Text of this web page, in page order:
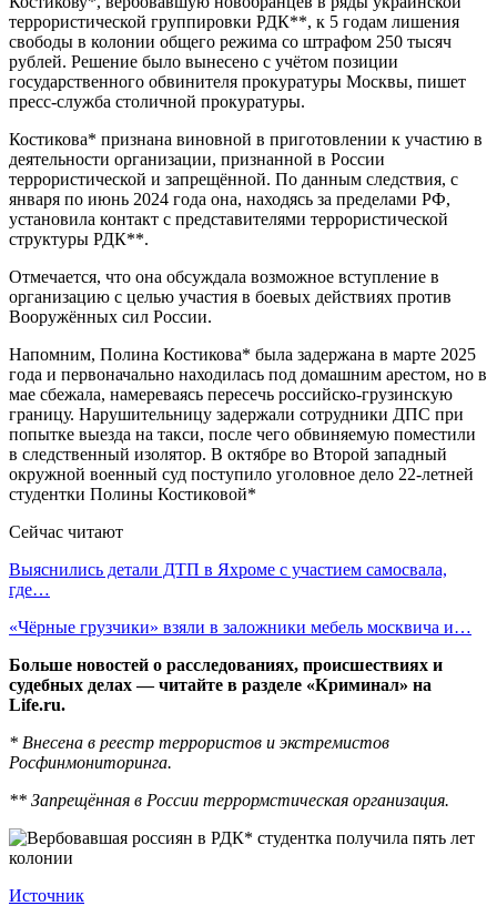
террористической группировки РДК**, к 5 годам лишения
свободы в колонии общего режима со штрафом 250 тысяч
рублей. Решение было вынесено с учётом позиции
государственного обвинителя прокуратуры Москвы, пишет
пресс-служба столичной прокуратуры.
Костикова* признана виновной в приготовлении к участию в
деятельности организации, признанной в России
террористической и запрещённой. По данным следствия, с
января по июнь 2024 года она, находясь за пределами РФ,
установила контакт с представителями террористической
структуры РДК**.
Отмечается, что она обсуждала возможное вступление в
организацию с целью участия в боевых действиях против
Вооружённых сил России.
Напомним, Полина Костикова* была задержана в марте 2025
года и первоначально находилась под домашним арестом, но в
мае сбежала, намереваясь пересечь российско-грузинскую
границу. Нарушительницу задержали сотрудники ДПС при
попытке выезда на такси, после чего обвиняемую поместили
в следственный изолятор. В октябре во Второй западный
окружной военный суд поступило уголовное дело 22-летней
студентки Полины Костиковой*
Сейчас читают
Выяснились детали ДТП в Яхроме с участием самосвала,
где…
«Чёрные грузчики» взяли в заложники мебель москвича и…
Больше новостей о расследованиях, происшествиях и
судебных делах — читайте в разделе «Криминал» на
Life.ru.
* Внесена в реестр террористов и экстремистов
Росфинмониторинга.
** Запрещённая в России террормстическая организация.
Источник